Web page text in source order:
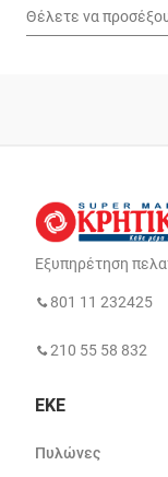
Εξυπηρέτηση
801 11 232425
210 55 58 832
ΕΚΕ
Πυλώνες